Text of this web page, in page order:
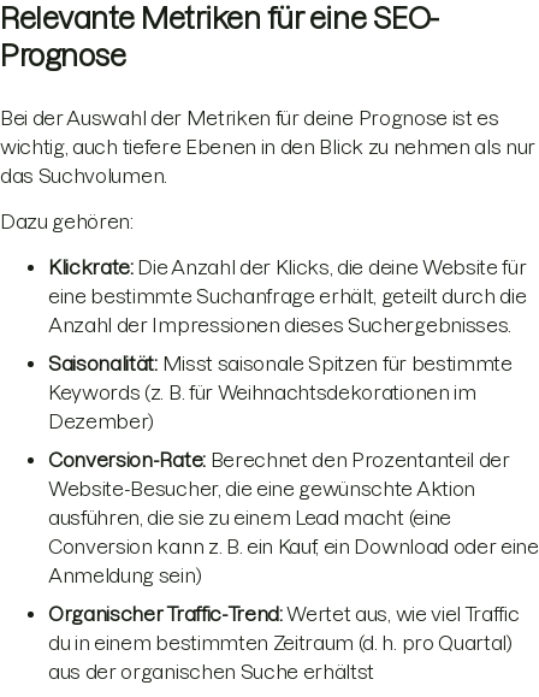
Relevante Metriken für eine SEO-
Prognose
Bei der Auswahl der Metriken für deine Prognose ist es
wichtig, auch tiefere Ebenen in den Blick zu nehmen als nur
das Suchvolumen.
Dazu gehören:
Klickrate:Die Anzahl der Klicks, die deine Website für
eine bestimmte Suchanfrage erhält, geteilt durch die
Anzahl der Impressionen dieses Suchergebnisses.
Saisonalität: Misst saisonale Spitzen für bestimmte
Keywords (z. B. für Weihnachtsdekorationen im
Dezember)
Conversion-Rate:Berechnet den Prozentanteil der
Website-Besucher, die eine gewünschte Aktion
ausführen, die sie zu einem Lead macht (eine
Conversion kann z. B. ein Kauf, ein Download oder eine
Anmeldung sein)
Organischer Traffic-Trend:Wertet aus, wie viel Traffic
du in einem bestimmten Zeitraum (d. h. pro Quartal)
aus der organischen Suche erhältst